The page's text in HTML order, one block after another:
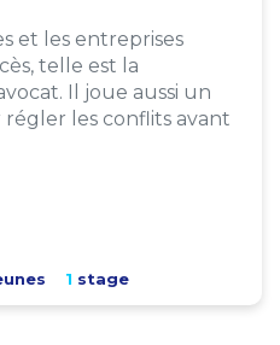
et les entreprises
telle est la
Il joue aussi un
les conflits avant
1 stage